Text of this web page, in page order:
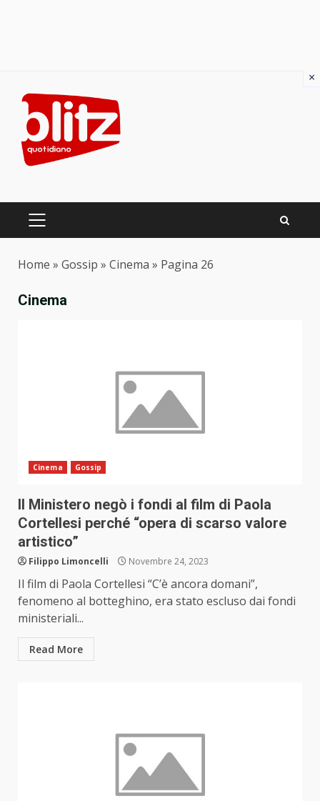
content
PRIMARY
Home » Gossip » Cinema » Pagina 26
Cinema
Cinema Gossip
Il Ministero negò i fondi al film di Paola
Cortellesi perché “opera di scarso valore
artistico”
Filippo Limoncelli Novembre 24, 2023
Il film di Paola Cortellesi “C’è ancora domani”,
fenomeno al botteghino, era stato escluso dai fondi
ministeriali...
Read More
×